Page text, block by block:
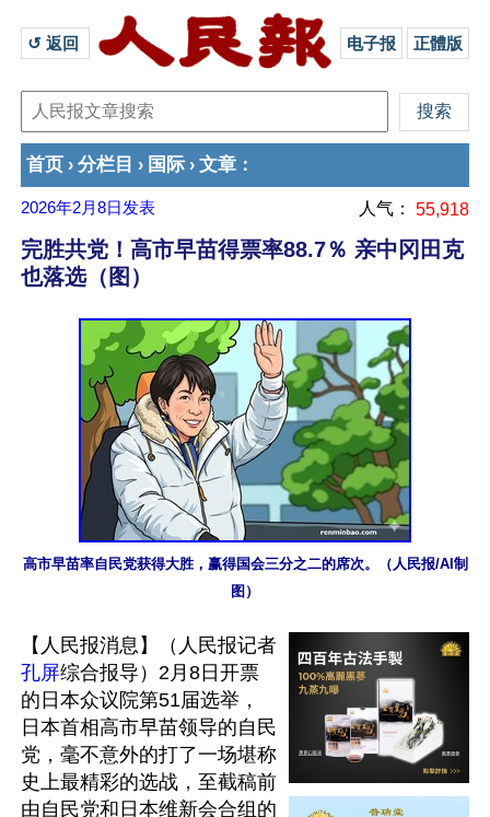
↺ 返回 电子报 正體版
首页 › 分栏目 › 国际 › 文章 ：
2026年2月8日 发表 人气： 55,918
完胜共党！高市早苗得票率88.7％ 亲中冈田克
也落选（图）
高市早苗率自民党获得大胜，赢得国会三分之二的席次。（人民报/AI制
图）
【人民报消息】（人民报记者
孔屏综合报导）2月8日开票
的日本众议院第51届选举，
日本首相高市早苗领导的自民
党，毫不意外的打了一场堪称
史上最精彩的选战，至截稿前
由自民党和日本维新会合组的